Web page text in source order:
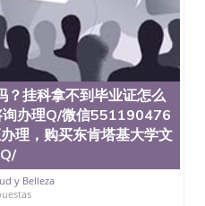
？挂科拿不到毕业证怎么
询办理Q/微信551190476
理，购买东肯塔基大学文
y Belleza